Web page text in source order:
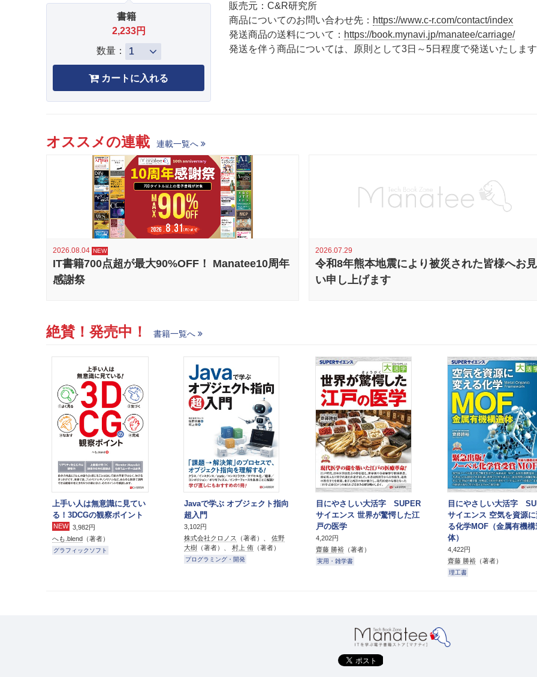
書籍
2,233円
数量：
販売元：C&R研究所
商品についてのお問い合わせ先： https://www.c-r.com/contact/index
発送商品の送料について： https://book.mynavi.jp/manatee/carriage/
発送を伴う商品については、原則として3日～5日程度で発送いたしま
オススメの連載 連載一覧へ
2026.08.04
IT書籍700点超が最大90%OFF！ Manatee10周年
感謝祭
2026.07.29
令和8年熊本地震により被災された皆様へお
い申し上げます
絶賛！発売中！ 書籍一覧へ
上手い人は無意識に見てい
る！3DCGの観察ポイント
NEW 3,982円
へも.blend （著者）
グラフィックソフト
Javaで学ぶ オブジェクト指向
超入門
3,102円
株式会社クロノス
（著者）、 佐野
大樹 （著者）、 村上 侑 （著者）
プログラミング・開発
目にやさしい大活字 SUPER
サイエンス 世界が驚愕した江
戸の医学
4,202円
齋藤 勝裕 （著者）
実用・雑学書
目にやさしい大活字
サイエンス 空気を資源
る化学MOF（金属有機構
体）
4,422円
齋藤 勝裕 （著者）
理工書